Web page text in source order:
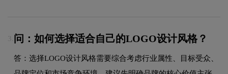
3. 问：如何选择适合自己的LOGO设计风格？
答：选择LOGO设计风格需要综合考虑行业属性、目标受众、